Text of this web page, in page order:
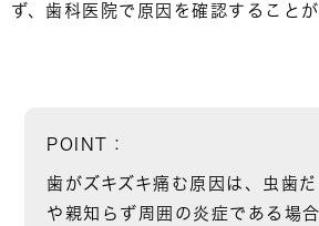
ず、歯科医院で原因を確認すること
POINT：
歯がズキズキ痛む原因は、
虫歯
や親知らず周囲の炎症 である場